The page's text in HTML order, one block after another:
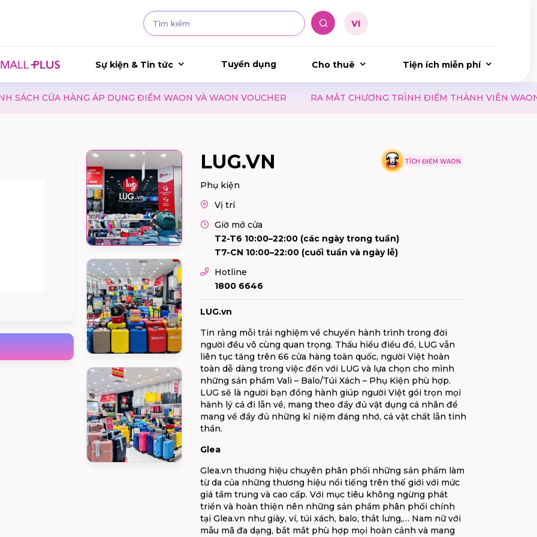
Sự kiện & Tin tức Tuyển dụng Cho thuê Tiện ích miễn phí
ÁP DỤNG ĐIỂM WAON VÀ WAON VOUCHER RA MẮT CHƯƠNG TRÌNH ĐIỂM THÀNH VIÊN WAON POINT
LUG.VN
Phụ kiện
TÍCH ĐIỂM WAON
Vị trí
Giờ mở cửa
T2-T6 10:00–22:00 (các ngày trong tuần)
T7-CN 10:00–22:00 (cuối tuần và ngày lễ)
Hotline
1800 6646
LUG.vn
Tin rằng mỗi trải nghiệm về chuyến hành trình trong đời
người đều vô cùng quan trọng. Thấu hiểu điều đó, LUG vẫn
liên tục tăng trên 66 cửa hàng toàn quốc, người Việt hoàn
toàn dễ dàng trong việc đến với LUG và lựa chọn cho mình
những sản phẩm Vali – Balo/Túi Xách – Phụ Kiện phù hợp.
LUG sẽ là người bạn đồng hành giúp người Việt gói trọn mọi
hành lý cả đi lẫn về, mang theo đầy đủ vật dụng cá nhân để
mang về đầy đủ những kỉ niệm đáng nhớ, cả vật chất lẫn tinh
thần.
Glea
Glea.vn thương hiệu chuyên phân phối những sản phẩm làm
từ da của những thương hiệu nổi tiếng trên thế giới với mức
giá tầm trung và cao cấp. Với mục tiêu không ngừng phát
triển và hoàn thiện nên những sản phẩm phân phối chính
tại Glea.vn như giày, ví, túi xách, balo, thắt lưng,… Nam nữ với
mẫu mã đa dạng, bắt mắt phù hợp mọi hoàn cảnh và mang